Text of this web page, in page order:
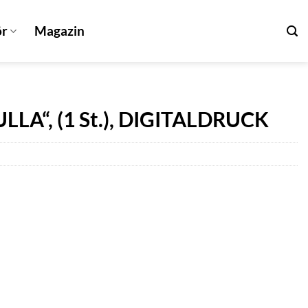
Magazin
(1 St.), DIGITALDRUCK